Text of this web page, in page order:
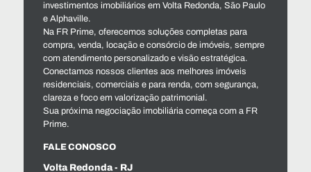
investimentos imobiliários em Volta Redonda, São Paulo
e Alphaville.
Na FR Prime, oferecemos soluções completas para
compra, venda, locação e consórcio de imóveis, sempre
com atendimento personalizado e visão estratégica.
Conectamos nossos clientes aos melhores imóveis
residenciais, comerciais e para renda, com segurança,
clareza e foco em valorização patrimonial.
Sua próxima negociação imobiliária começa com a FR
Prime.
FALE CONOSCO
Volta Redonda - RJ